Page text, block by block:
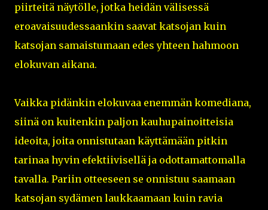
piirteitä näytölle, jotka heidän välisessä
eroavaisuudessaankin saavat katsojan kuin
katsojan samaistumaan edes yhteen hahmoon
elokuvan aikana.
Vaikka pidänkin elokuvaa enemmän komediana,
siinä on kuitenkin paljon kauhupainoitteisia
ideoita, joita onnistutaan käyttämään pitkin
tarinaa hyvin efektiivisellä ja odottamattomalla
tavalla. Pariin otteeseen se onnistuu saamaan
katsojan sydämen laukkaamaan kuin ravia